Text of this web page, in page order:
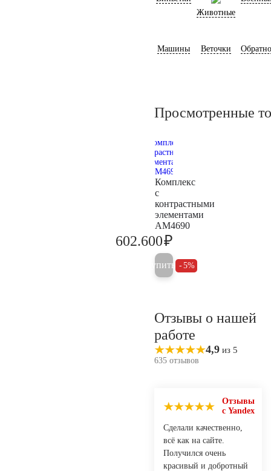
Животные
Машины Веточки
Просмотренные
Комплекс
с
контрастными
элементами
AM4690
602.600₽
Купить 5%
Отзывы о нашей
работе
4,9 из 5
635 отзывов
Отзывы
с Yandex
Сделали качественно,
всё как на сайте.
Получился очень
красивый и добротный